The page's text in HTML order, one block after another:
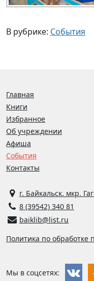
В рубрике: События
г. Байкальск. мкр.
8 (39542) 340 81
baiklib@list.ru
Политика по обработке
Главная
Книги
Избранное
Об учреждении
Афиша
События
Контакты
Мы в соцсетях: